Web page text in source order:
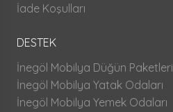
İade Koşulları
DESTEK
İnegöl Mobilya Düğün Paketleri
İnegöl Mobilya Yatak Odaları
İnegöl Mobilya Yemek Odaları